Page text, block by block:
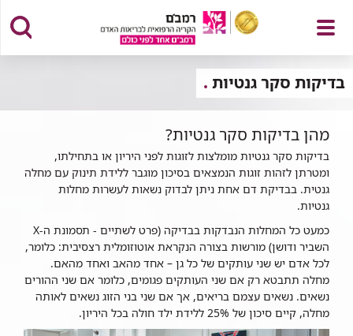
פתח
תפריט
בדיקות סקר גנטיות
מהן בדיקות סקר גנטיות?
בדיקות סקר גנטיות מומלצות לזוגות לפני היריון או בתחילתו,
ומטרתן לזהות זוגות הנמצאים בסיכון מוגבר ללידת תינוק עם מחלה
גנטית. בבדיקת דם אחת ניתן לבדוק נשאות לעשרות מחלות
גנטיות.
כמעט כל המחלות הנבדקות בבדיקה (פרט לשתיים - תסמונת ה-X
השביר ודושן) מורשות בצורה הנקראת אוטוזומלית רצסיבית: כלומר,
לכל אדם יש שני עותקים של כל גן – אחד מהאב ואחד מהאם.
מחלה תתבטא רק אם שני העותקים פגומים, כלומר אם שני ההורים
נשאים. נשאים עצמם בריאים, אך אם שני בני הזוג נשאים לאותה
מחלה, קיים סיכון של 25% ללידת ילד חולה בכל היריון.